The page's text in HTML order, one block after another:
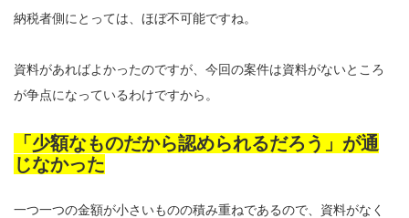
納税者側にとっては、ほぼ不可能ですね。
資料があればよかったのですが、今回の案件は資料がないところ
が争点になっているわけですから。
「少額なものだから認められるだろう」が通
じなかった
一つ一つの金額が小さいものの積み重ねであるので、資料がなく